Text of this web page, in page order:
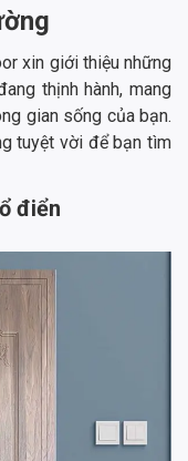
xin giới thiệu những
thịnh hành, mang
gian sống của bạn.
tuyệt vời để bạn tìm
điển